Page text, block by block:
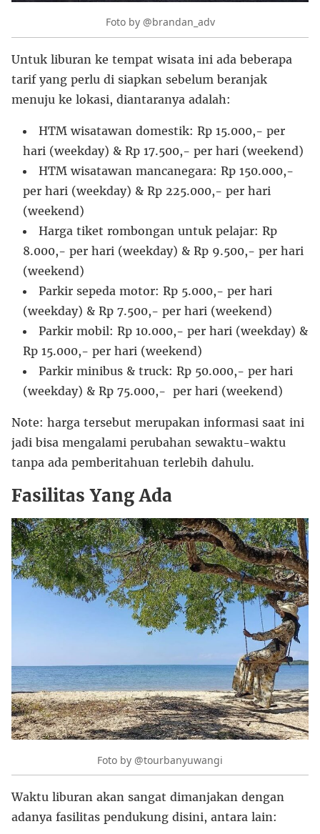
Foto by @brandan_adv
Untuk liburan ke tempat wisata ini ada beberapa
tarif yang perlu di siapkan sebelum beranjak
menuju ke lokasi, diantaranya adalah:
HTM wisatawan domestik: Rp 15.000,- per
hari (weekday) & Rp 17.500,- per hari (weekend)
HTM wisatawan mancanegara: Rp 150.000,-
per hari (weekday) & Rp 225.000,- per hari
(weekend)
Harga tiket rombongan untuk pelajar: Rp
8.000,- per hari (weekday) & Rp 9.500,- per hari
(weekend)
Parkir sepeda motor: Rp 5.000,- per hari
(weekday) & Rp 7.500,- per hari (weekend)
Parkir mobil: Rp 10.000,- per hari (weekday) &
Rp 15.000,- per hari (weekend)
Parkir minibus & truck: Rp 50.000,- per hari
(weekday) & Rp 75.000,- per hari (weekend)
Note: harga tersebut merupakan informasi saat ini
jadi bisa mengalami perubahan sewaktu-waktu
tanpa ada pemberitahuan terlebih dahulu.
Fasilitas Yang Ada
Foto by @tourbanyuwangi
Waktu liburan akan sangat dimanjakan dengan
adanya fasilitas pendukung disini, antara lain: